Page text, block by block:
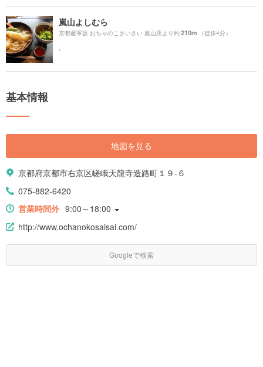
嵐山よしむら
京都産寧坂 おちゃのこさいさい 嵐山店より約210m （徒歩4分）
.
基本情報
地図を見る
京都府京都市右京区嵯峨天龍寺造路町１９-６
075-882-6420
営業時間外 9:00～18:00
http://www.ochanokosaisai.com/
Googleで検索